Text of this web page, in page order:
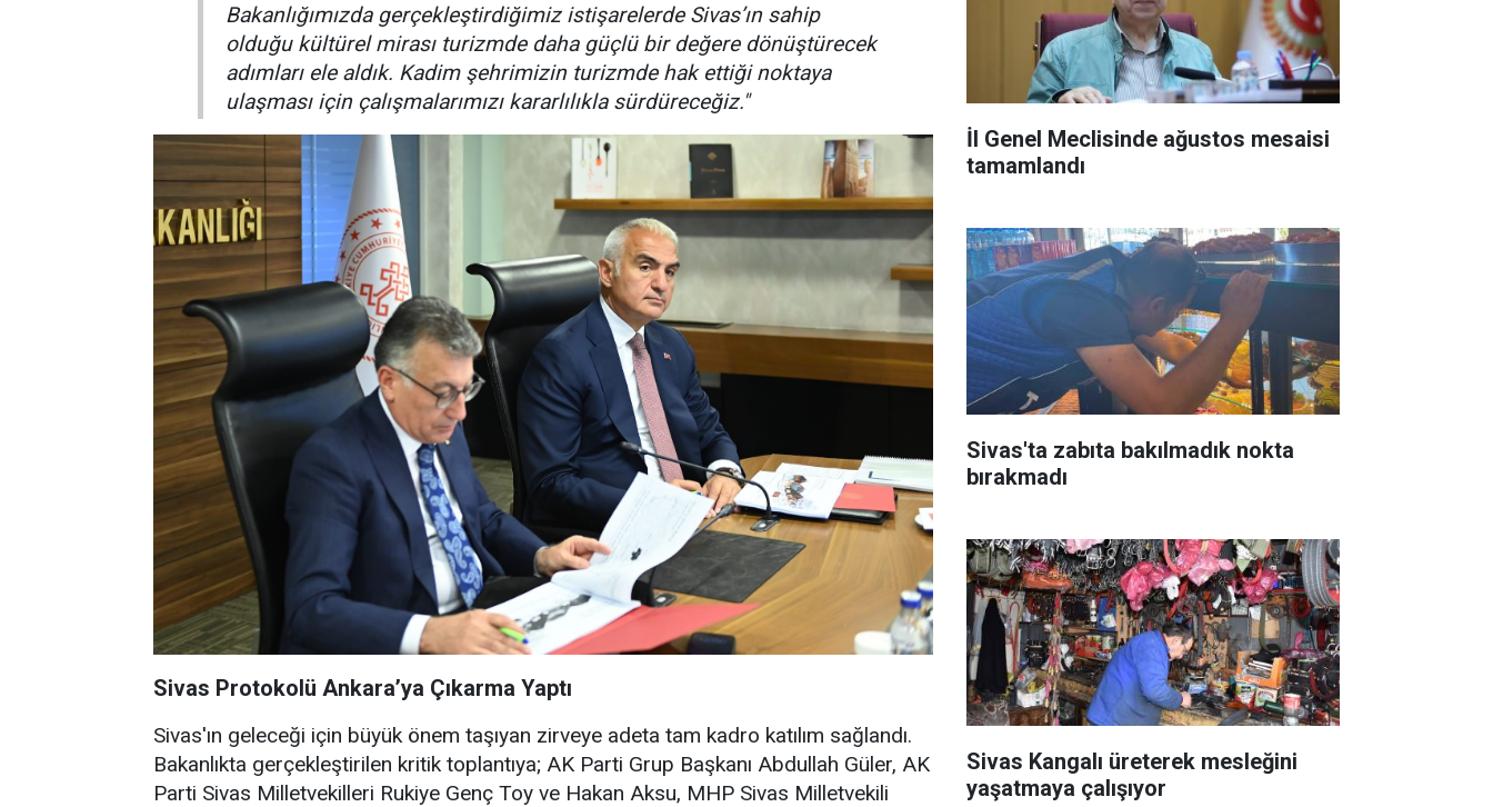
Bakanlığımızda gerçekleştirdiğimiz istişarelerde Sivas’ın sahip
olduğu kültürel mirası turizmde daha güçlü bir değere dönüştürecek
adımları ele aldık. Kadim şehrimizin turizmde hak ettiği noktaya
ulaşması için çalışmalarımızı kararlılıkla sürdüreceğiz."
Sivas Protokolü Ankara’ya Çıkarma Yaptı
Sivas'ın geleceği için büyük önem taşıyan zirveye adeta tam kadro katılım sağlandı.
Bakanlıkta gerçekleştirilen kritik toplantıya; AK Parti Grup Başkanı Abdullah Güler, AK
Parti Sivas Milletvekilleri Rukiye Genç Toy ve Hakan Aksu, MHP Sivas Milletvekili
İl Genel Meclisinde ağustos mesaisi
tamamlandı
Sivas'ta zabıta bakılmadık nokta
bırakmadı
Sivas Kangalı üreterek mesleğini
yaşatmaya çalışıyor